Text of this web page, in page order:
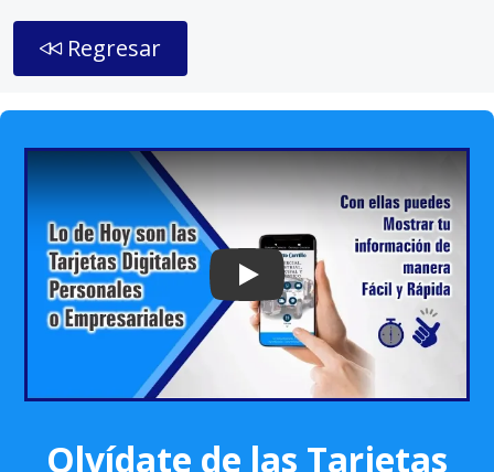
Regresar
Play: Keynote (Google I/O '18)
Olvídate de las Tarjetas